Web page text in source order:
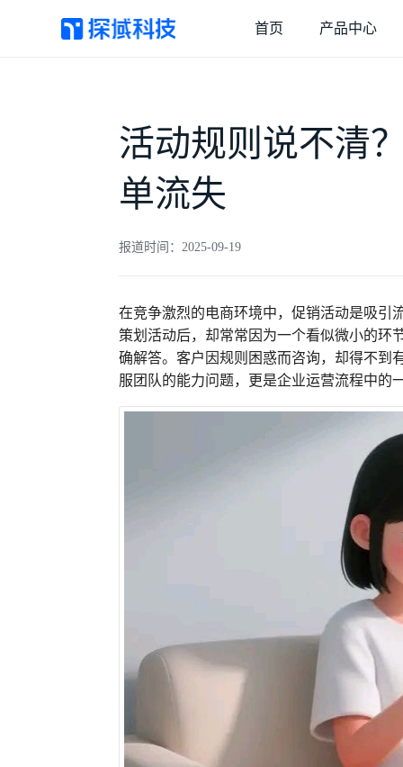
首页 产品中心
抖店用户和订单强触达
活动规则说不清
单流失
报道时间：2025-09-19
在竞争激烈的电商环境中，促销活动是吸引
策划活动后，却常常因为一个看似微小的环
确解答。客户因规则困惑而咨询，却得不到
服团队的能力问题，更是企业运营流程中的